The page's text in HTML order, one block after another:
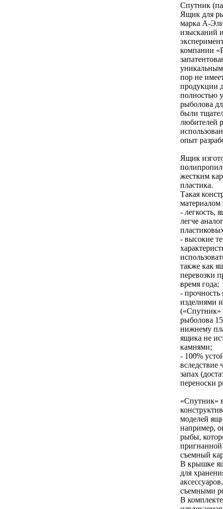
Спутник
Ящик для
марка А-
изысканий
компании
пор не
продукции
полностью
рыболова
были
любителей
опыт
Ящик
жестким
пластика.
Такая
материалом
- легкость,
легче
- высокие
также как
перевозки
время года;
- прочность
изделиями
(«Спутник»
рыболова
нижнему
ящика не
камнями;
- 100%
вследствие
запах
переноски
«Спутник»
моделей
например,
рыбы,
съемный
В крышке
для
съемными
В комплекте